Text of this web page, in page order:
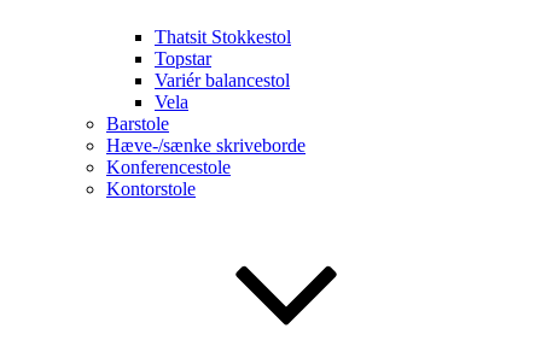
Thatsit Stokkestol
Topstar
Variér balancestol
Vela
Barstole
Hæve-/sænke skriveborde
Konferencestole
Kontorstole